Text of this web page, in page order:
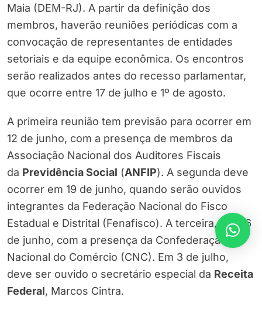
Maia (DEM-RJ). A partir da definição dos
membros, haverão reuniões periódicas com a
convocação de representantes de entidades
setoriais e da equipe econômica. Os encontros
serão realizados antes do recesso parlamentar,
que ocorre entre 17 de julho e 1º de agosto.
A primeira reunião tem previsão para ocorrer em
12 de junho, com a presença de membros da
Associação Nacional dos Auditores Fiscais
da Previdência Social (ANFIP). A segunda deve
ocorrer em 19 de junho, quando serão ouvidos
integrantes da Federação Nacional do Fisco
Estadual e Distrital (Fenafisco). A terceira, em 26
de junho, com a presença da Confederação
Nacional do Comércio (CNC). Em 3 de julho,
deve ser ouvido o secretário especial da Receita
Federal, Marcos Cintra.